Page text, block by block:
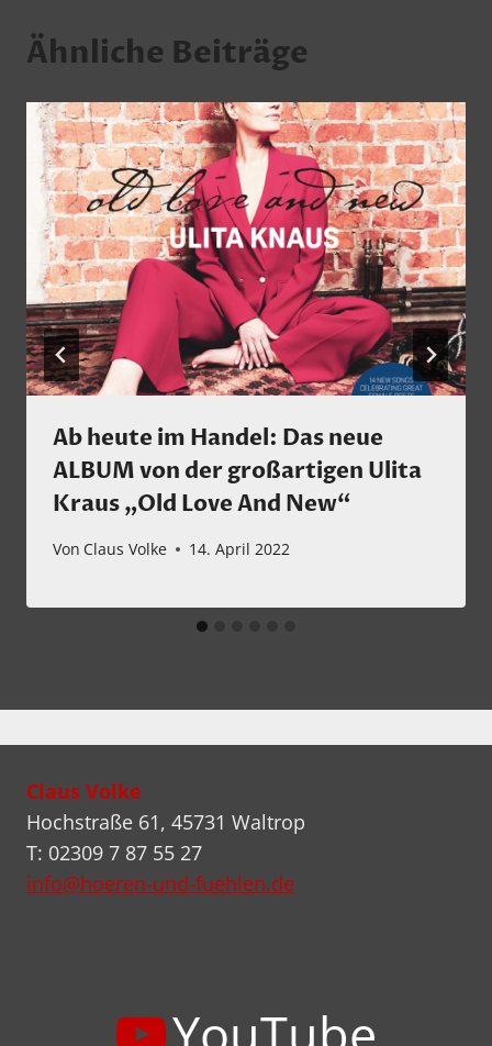
Ähnliche Beiträge
Ab heute im Handel: Das neue
ALBUM von der großartigen Ulita
Kraus „Old Love And New“
Von Claus Volke 14. April 2022
Claus Volke
Hochstraße 61, 45731 Waltrop
T: 02309 7 87 55 27
info@hoeren-und-fuehlen.de